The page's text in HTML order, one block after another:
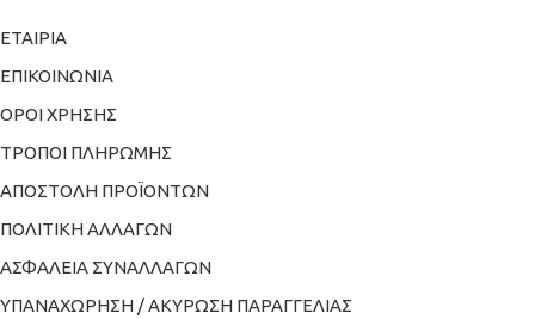
ΕΤΑΙΡΙΑ
ΕΠΙΚΟΙΝΩΝΙΑ
ΟΡΟΙ ΧΡΗΣΗΣ
ΤΡΟΠΟΙ ΠΛΗΡΩΜΗΣ
ΑΠΟΣΤΟΛΗ ΠΡΟΪΟΝΤΩΝ
ΠΟΛΙΤΙΚΗ ΑΛΛΑΓΩΝ
ΑΣΦΑΛΕΙΑ ΣΥΝΑΛΛΑΓΩΝ
ΥΠΑΝΑΧΩΡΗΣΗ / ΑΚΥΡΩΣΗ ΠΑΡΑΓΓΕΛΙΑΣ